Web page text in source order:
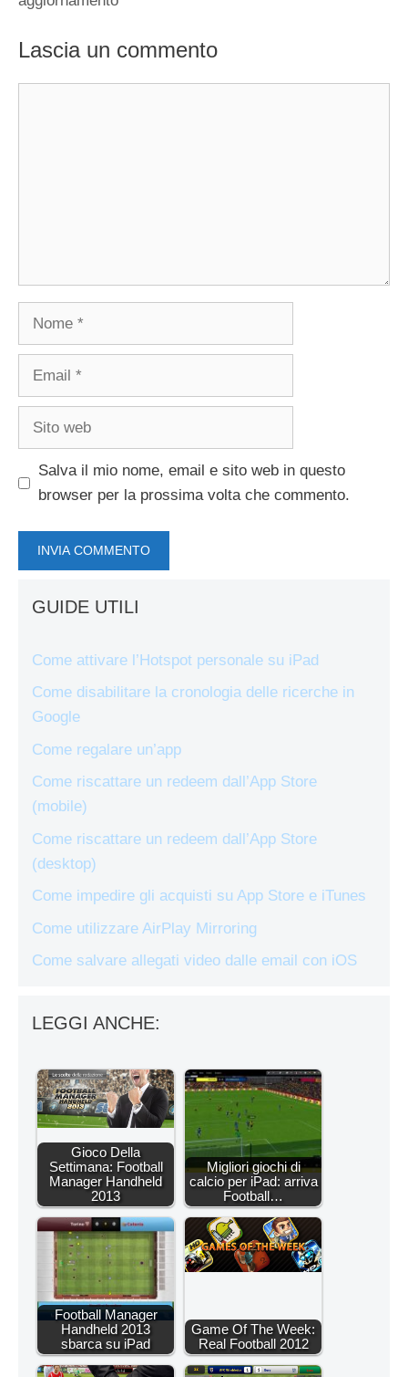
Lascia un commento
Nome
Email
Sito
Salva il mio nome, email e sito web in questo
browser per la prossima volta che commento.
GUIDE UTILI
Come attivare l’Hotspot personale su iPad
Come disabilitare la cronologia delle ricerche in
Google
Come regalare un’app
Come riscattare un redeem dall’App Store
(mobile)
Come riscattare un redeem dall’App Store
(desktop)
Come impedire gli acquisti su App Store e iTunes
Come utilizzare AirPlay Mirroring
Come salvare allegati video dalle email con iOS
LEGGI ANCHE:
Gioco Della
Settimana: Football
Manager Handheld
2013
Migliori giochi di
calcio per iPad: arriva
Football…
Football Manager
Handheld 2013
sbarca su iPad
Game Of The Week:
Real Football 2012